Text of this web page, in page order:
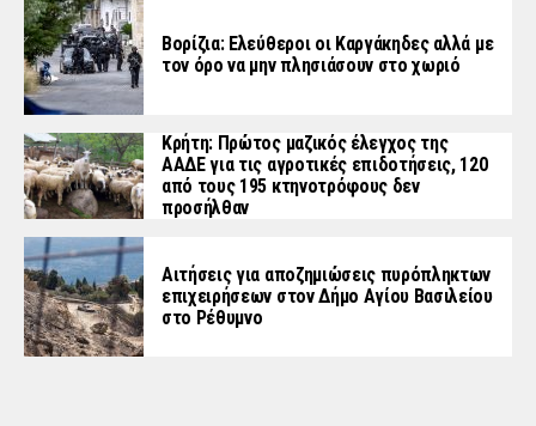
Βορίζια: Ελεύθεροι οι Καργάκηδες αλλά με
τον όρο να μην πλησιάσουν στο χωριό
Κρήτη: Πρώτος μαζικός έλεγχος της
ΑΑΔΕ για τις αγροτικές επιδοτήσεις, 120
από τους 195 κτηνοτρόφους δεν
προσήλθαν
Αιτήσεις για αποζημιώσεις πυρόπληκτων
επιχειρήσεων στον Δήμο Αγίου Βασιλείου
στο Ρέθυμνο